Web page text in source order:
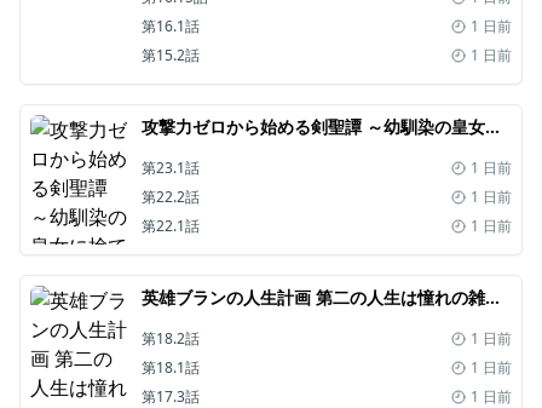
第16.1話
1 日前
第15.2話
1 日前
攻撃力ゼロから始める剣聖譚 ～幼馴染の皇女に捨てられ魔法学園に入学したら、魔王と契約することになった～
第23.1話
1 日前
第22.2話
1 日前
第22.1話
1 日前
英雄ブランの人生計画 第二の人生は憧れの雑用係でお願いします
第18.2話
1 日前
第18.1話
1 日前
第17.3話
1 日前